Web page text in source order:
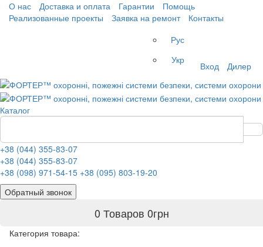
О нас Доставка и оплата Гарантии
Помощь
Реализованные проекты
Заявка на ремонт
Контакты
Рус
Укр
Вход Дилер
Каталог
+38 (044) 355-83-07
+38 (044) 355-83-07
+38 (098) 971-54-15 +38 (095) 803-19-20
Обратный звонок
0 Товаров 0грн
Категория товара: